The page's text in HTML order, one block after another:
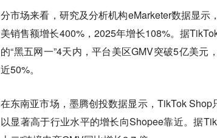
分市场来看，研究及分析机构eMarketer数据显
美销售额增长400%，2025年增长108%。据
的“黑五网一”4天内，平台美区GMV突破5亿美
近50%。
在东南亚市场，墨腾创投数据显示，TikTok
以显著高于行业水平的增长向Shopee靠近。据